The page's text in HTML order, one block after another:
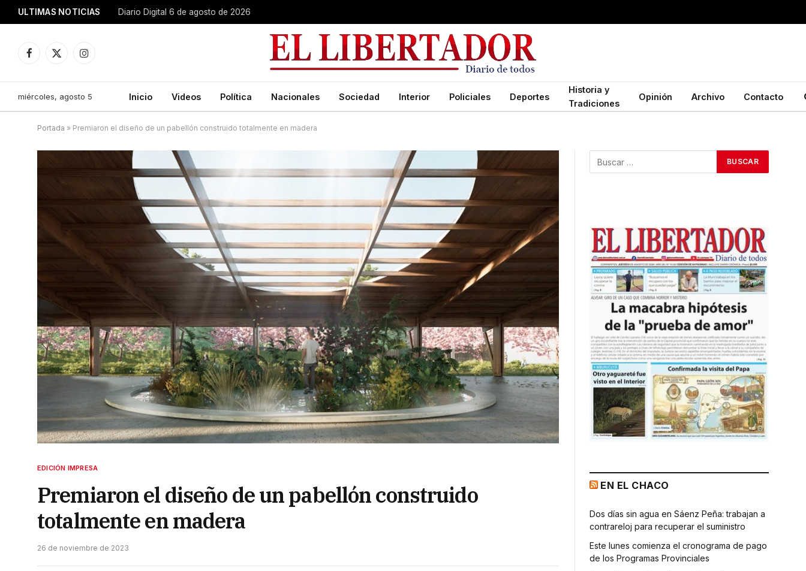
ULTIMAS NOTICIAS Diario Digital 6 de agosto de 2026
Facebook
X
Instagram
miércoles, agosto 5 Inicio Videos Política Nacionales Sociedad Interior Policiales Deportes
Historia y
Tradiciones
Opinión Archivo Contacto
Portada » Premiaron el diseño de un pabellón construido totalmente en madera
EDICIÓN IMPRESA
Premiaron el diseño de un pabellón construido
totalmente en madera
26 de noviembre de 2023
EN EL CHACO
Dos días sin agua en Sáenz Peña: trabajan a
contrareloj para recuperar el suministro
Este lunes comienza el cronograma de pago
de los Programas Provinciales